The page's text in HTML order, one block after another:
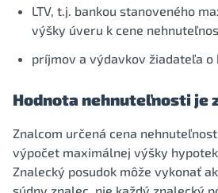
LTV, t.j. bankou stanoveného
výšky úveru k cene
príjmov a výdavkov žiadateľa o
Hodnota nehnuteľnosti je
Znalcom určená cena
výpočet maximálnej výšky
Znalecký posudok môže vykonať